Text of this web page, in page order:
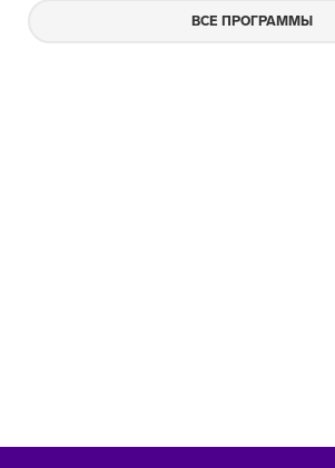
ВСЕ ПРОГРАММЫ